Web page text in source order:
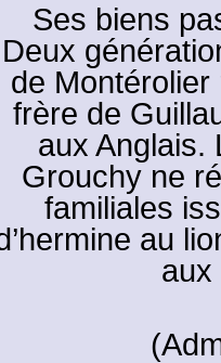
Ses biens
Deux
de
frère de
aux Anglais.
Grouchy ne
familiales
au
aux